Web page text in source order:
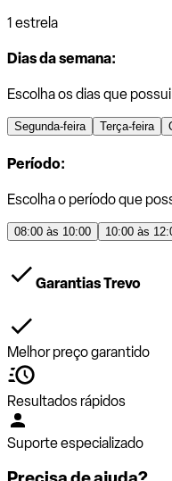
1 estrela
Dias da semana:
Escolha os dias que
Segunda-feira Terça-feira
Período:
Escolha o período que
08:00 às 10:00 10:00 às
Garantias Trevo
Melhor preço garantido
Resultados rápidos
Suporte especializado